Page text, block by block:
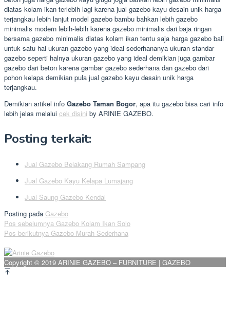
diatas kolam ikan terlebih lagi karena jual gazebo kayu desain unik harga
terjangkau lebih lanjut model gazebo bambu bahkan lebih gazebo
minimalis modern lebih-lebih karena gazebo minimalis dari baja ringan
bersama gazebo minimalis diatas kolam ikan tentu saja harga gazebo bali
untuk satu hal ukuran gazebo yang ideal sederhananya ukuran standar
gazebo seperti halnya ukuran gazebo yang ideal demikian juga gambar
gazebo dari beton karena gambar gazebo sederhana dan gazebo dari
pohon kelapa demikian pula jual gazebo kayu desain unik harga
terjangkau.
Demikian artikel info Gazebo Taman Bogor, apa itu gazebo bisa cari info
lebih jelas melalui cek disini by ARINIE GAZEBO.
Posting terkait:
Jual Gazebo Belakang Rumah Sampang
Jual Gazebo Kayu Kelapa Lumajang
Jual Saung Gazebo Kendal
Posting pada Gazebo
Navigasi
pos
Pos sebelumnya Gazebo Kolam Ikan Solo
Pos berikutnya Gazebo Murah Sederhana
Copyright © 2019 ARINIE GAZEBO – FURNITURE | GAZEBO